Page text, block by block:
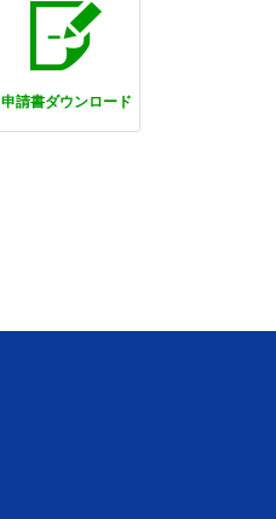
申請書ダウンロード